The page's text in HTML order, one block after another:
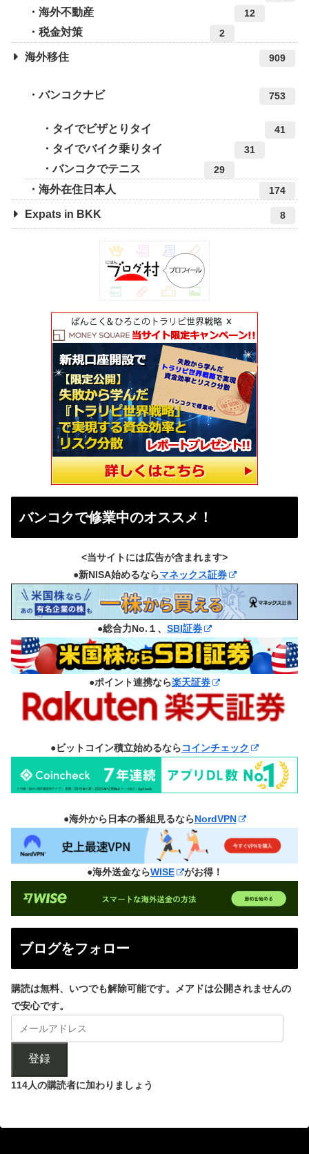
海外不動産 12
税金対策 2
海外移住 909
バンコクナビ 753
タイでビザとりタイ 41
タイでバイク乗りタイ 31
バンコクでテニス 29
海外在住日本人 174
Expats in BKK 8
バンコクで修業中のオススメ！
<当サイトには広告が含まれます>
●新NISA始めるならマネックス証券
●総合力No.１、 SBI証券
●ポイント連携なら楽天証券
●ビットコイン積立始めるならコインチェック
●海外から日本の番組見るならNordVPN
●海外送金ならWISE がお得！
ブログをフォロー
購読は無料、いつでも解除可能です。メアドは公開されませんの
で安心です。
登録
114人の購読者に加わりましょう